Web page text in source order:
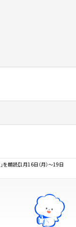
朗読【1月16日（月）～19日